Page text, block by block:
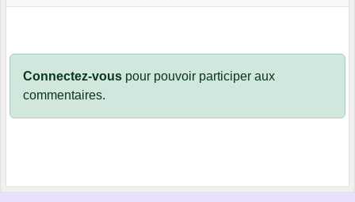
Connectez-vous pour pouvoir participer aux
commentaires.